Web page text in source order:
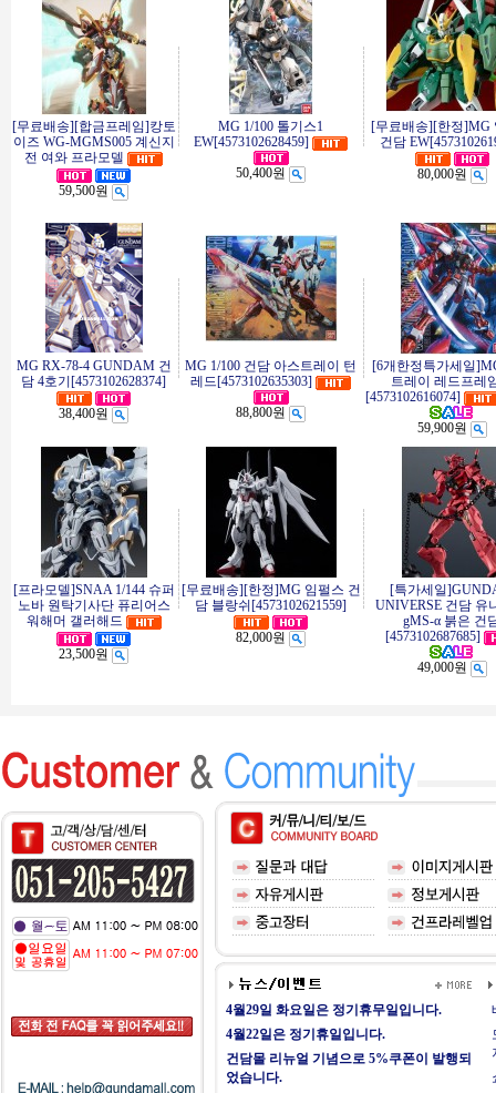
[무료배송][합금프레임]캉토
이즈 WG-MGMS005 계신지
전 여와 프라모델
59,500원
MG 1/100 톨기스1
EW[4573102628459]
50,400원
[무료배송][한정]MG
건담
80,000원
MG RX-78-4 GUNDAM 건
담 4호기[4573102628374]
38,400원
MG 1/100 건담 아스트레이 턴
레드[4573102635303]
88,800원
[6개한정특가세일
트레이 레드프레
[4573102616074]
59,900원
[프라모델]SNAA 1/144 슈퍼
노바 원탁기사단 퓨리어스
워해머 갤러해드
23,500원
[무료배송][한정]MG 임펄스 건
담 블랑쉬[4573102621559]
82,000원
[특가세일
UNIVERSE 건담 유
gMS-α 붉은 건
[4573102687685]
49,000원
4월29일 화요일은 정기휴무일입니다.
4월22일은 정기휴일입니다.
건담몰 리뉴얼 기념으로 5%쿠폰이 발행되
었습니다.